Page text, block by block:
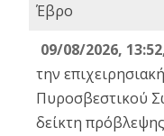
Έβρο
09/08/2026,
την
Πυροσβεστικού
δείκτη